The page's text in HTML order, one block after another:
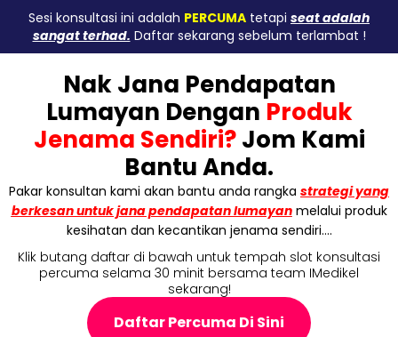
Sesi konsultasi ini adalah PERCUMA tetapi seat adalah
sangat terhad. Daftar sekarang sebelum terlambat !
Nak Jana Pendapatan
Lumayan Dengan Produk
Jenama Sendiri?Jom Kami
Bantu Anda.
Pakar konsultan kami akan bantu anda rangka strategi yang
berkesan untuk jana pendapatan lumayanmelalui produk
kesihatan dan kecantikan jenama sendiri….
Klik butang daftar di bawah untuk tempah slot konsultasi
percuma selama 30 minit bersama team IMedikel
sekarang!
Daftar Percuma Di Sini